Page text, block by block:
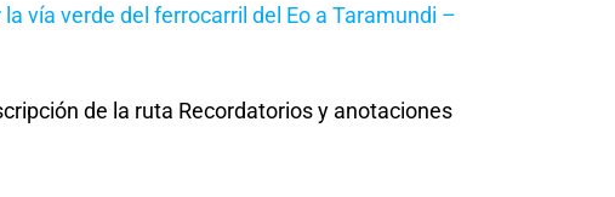
vía verde del ferrocarril del Eo a Taramundi –
de la ruta Recordatorios y anotaciones